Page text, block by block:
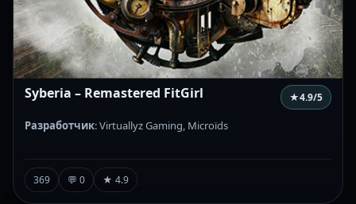
Syberia – Remastered FitGirl ★4.9/5
Разработчик: Virtuallyz Gaming, Microïds
369 💬 0 ★ 4.9